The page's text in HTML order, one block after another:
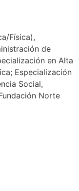
Física),
de
en Alta
Especialización
Social,
Norte